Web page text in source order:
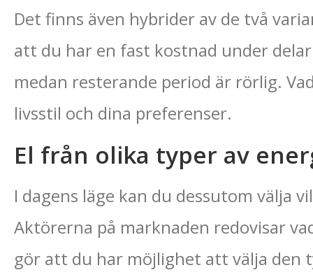
Det finns även hybrider av de två
att du har en fast kostnad under
medan resterande period är rörlig.
livsstil och dina preferenser.
El från olika typer av
I dagens läge kan du dessutom välja
Aktörerna på marknaden redovisar
gör att du har möjlighet att välja den